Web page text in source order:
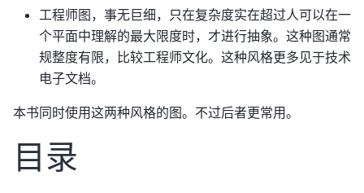
工程师图，事无巨细，只在复杂度实在超过人可以在一
个平面中理解的最大限度时，才进行抽象。这种图通常
规整度有限，比较工程师文化。这种风格更多见于技术
电子文档。
本书同时使用这两种风格的图。不过后者更常用。
目录